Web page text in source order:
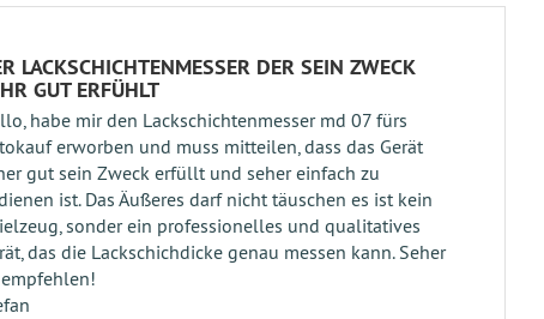
LACKSCHICHTENMESSER DER SEIN ZWECK
GUT ERFÜHLT
habe mir den Lackschichtenmesser md 07 fürs
erworben und muss mitteilen, dass das Gerät
gut sein Zweck erfüllt und seher einfach zu
ist. Das Äußeres darf nicht täuschen es ist kein
sonder ein professionelles und qualitatives
das die Lackschichdicke genau messen kann. Seher